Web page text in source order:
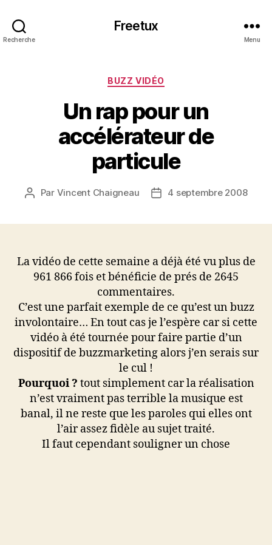
Recherche
Freetux
Menu
Catégories
BUZZ VIDÉO
Un rap pour un
accélérateur de
particule
Auteur
Par Vincent Chaigneau
Date4 septembre 2008
La vidéo de cette semaine a déjà été vu plus de
961 866 fois et bénéficie de prés de 2645
commentaires.
C’est une parfait exemple de ce qu’est un buzz
involontaire… En tout cas je l’espère car si cette
vidéo à été tournée pour faire partie d’un
dispositif de buzzmarketing alors j’en serais sur
le cul !
Pourquoi ? tout simplement car la réalisation
n’est vraiment pas terrible la musique est
banal, il ne reste que les paroles qui elles ont
l’air assez fidèle au sujet traité.
Il faut cependant souligner un chose